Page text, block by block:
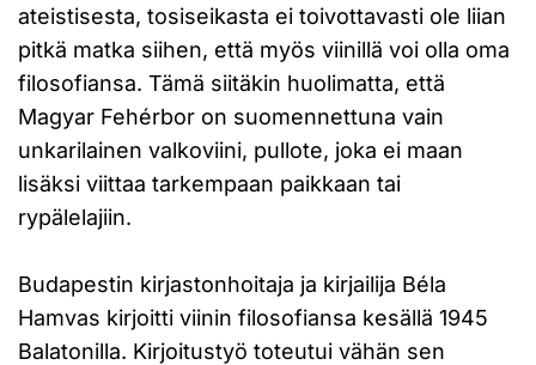
ateistisesta, tosiseikasta ei toivottavasti ole liian
pitkä matka siihen, että myös viinillä voi olla oma
filosofiansa. Tämä siitäkin huolimatta, että
Magyar Fehérbor on suomennettuna vain
unkarilainen valkoviini, pullote, joka ei maan
lisäksi viittaa tarkempaan paikkaan tai
rypälelajiin.
Budapestin kirjastonhoitaja ja kirjailija Béla
Hamvas kirjoitti viinin filosofiansa kesällä 1945
Balatonilla. Kirjoitustyö toteutui vähän sen